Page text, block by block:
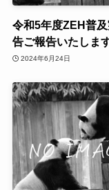
令和5年度ZEH普
告ご報告いたしま
2024年6月24日